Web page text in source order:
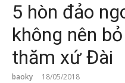
5 hòn đảo
không nên
thăm xứ Đài
baoky 18/05/2018